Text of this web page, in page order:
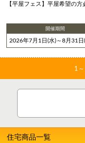
【平屋フェス】平屋希望の
開催期間
2026年7月1日(水)～8月31日
1～
住宅商品一覧